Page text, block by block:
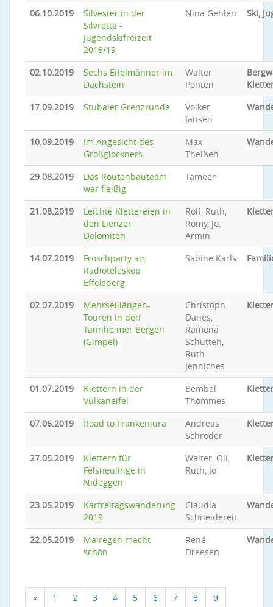
06.10.2019
Silvester in der
Silvretta -
Jugendskifreizeit
2018/19
Nina Gehlen Ski,
02.10.2019
Sechs Eifelmänner im
Dachstein
Walter
Ponten
17.09.2019
Stubaier Grenzrunde
Volker
Jansen
10.09.2019
Im Angesicht des
Großglockners
Max
Theißen
29.08.2019
Das Routenbauteam
war fleißig
Tameer
21.08.2019
Leichte Klettereien in
den Lienzer
Dolomiten
Rolf, Ruth,
Romy, Jo,
Armin
14.07.2019
Froschparty am
Radioteleskop
Effelsberg
Sabine Karls
02.07.2019
Mehrseillängen-
Touren in den
Tannheimer Bergen
(Gimpel)
Christoph
Danes,
Ramona
Schütten,
Ruth
Jenniches
01.07.2019
Klettern in der
Vulkaneifel
Bembel
Thömmes
07.06.2019 Road to Frankenjura
Andreas
Schröder
27.05.2019
Klettern für
Felsneulinge in
Nideggen
Walter, Oli,
Ruth, Jo
23.05.2019
Karfreitagswanderung
2019
Claudia
Schneidereit
22.05.2019
Mairegen macht
schön
René
Dreesen
« 1 2 3 4 5 6 7 8 9